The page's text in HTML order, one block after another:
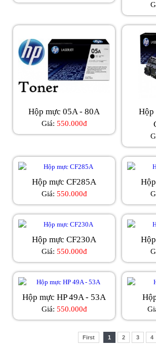
Hộp mực 05A - 80A
Giá: 550.000đ
Hộp
Hộp mực CF285A
Giá: 550.000đ
Hộp mực CF230A
Giá: 550.000đ
Hộp mực HP 49A - 53A
Giá: 550.000đ
First 1 2 3 4